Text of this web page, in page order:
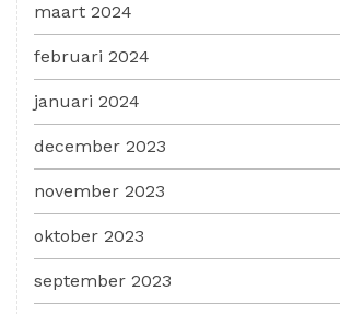
maart 2024
februari 2024
januari 2024
december 2023
november 2023
oktober 2023
september 2023